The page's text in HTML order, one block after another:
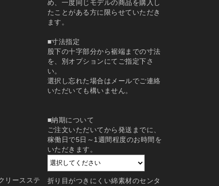
め、一度同じモデルの商品を購入し
たことがある方に限らせていただき
ます。
■寸法指定
股下の十字部分から裾端までの寸法
を、別オプションにてご指定下さ
い。
選択し忘れた場合はメールでご連絡
いただいても構いません。
■納期について
ご注文いただいてから発送までに、
稼働日で5日～1週間程度のお時間を
いただきます。
リースステ
折り目がつきにくい綿素材のセンタ